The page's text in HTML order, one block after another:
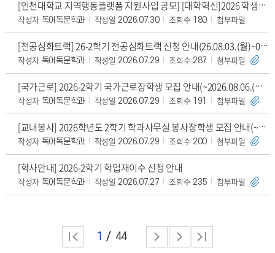
[인천대학교 지역행동플랫폼 지원사업 공모] [대학혁신]2026 학생중심 지역사회동행 PB
작성자 독어독문학과 작성일 2026.07.30 조회수 180 첨부파일
[전공심화트랙] 26-2학기 전공심화트랙 신청 안내(26.08.03.(월)~08.07.(금
작성자 독어독문학과 작성일 2026.07.29 조회수 287 첨부파일
[국가근로] 2026-2학기 국가근로장학생 모집 안내(~2026.08.06.(목) 13:0
작성자 독어독문학과 작성일 2026.07.29 조회수 191 첨부파일
[교내봉사] 2026학년도 2학기 학과사무실 봉사장학생 모집 안내(~2026.08.06.(
작성자 독어독문학과 작성일 2026.07.29 조회수 200 첨부파일
[학사안내] 2026-2학기 학업재이수 신청 안내
작성자 독어독문학과 작성일 2026.07.27 조회수 235 첨부파일
1 44